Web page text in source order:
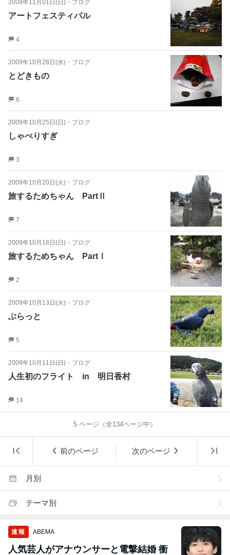
2009年11月01日(日) ・ ブログ
アートフェスティバル
4
2009年10月28日(水) ・ ブログ
とどきもの
6
2009年10月25日(日) ・ ブログ
しゃべりすぎ
3
2009年10月20日(火) ・ ブログ
旅するためちゃん PartⅡ
7
2009年10月18日(日) ・ ブログ
旅するためちゃん PartⅠ
2
2009年10月13日(火) ・ ブログ
ぶらっと
5
2009年10月11日(日) ・ ブログ
人生初のフライト in 明日香村
14
5 ページ（全134ページ中）
前のページ 次のページ
月別
テーマ別
速報 ABEMA
人気芸人がアナウンサーと電撃結婚 衝